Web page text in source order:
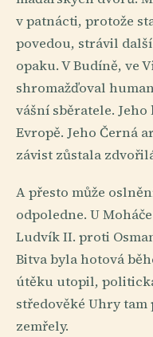
v patnácti, protože
povedou, strávil
opaku. V Budíně, ve
shromažďoval
vášní sběratele.
Evropě. Jeho Černá
závist zůstala
A přesto může
odpoledne. U
Ludvík II. proti
Bitva byla hotová
útěku utopil,
středověké Uhry
zemřely.